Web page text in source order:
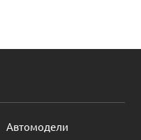
Автомодели